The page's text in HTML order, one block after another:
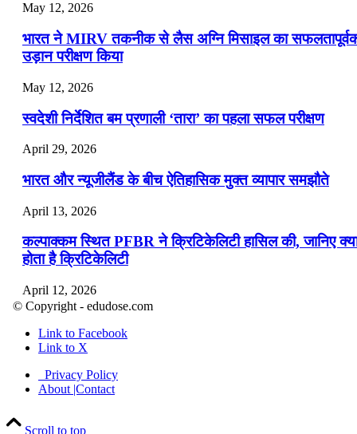
May 12, 2026
भारत ने MIRV तकनीक से लैस अग्नि मिसाइल का
उड़ान परीक्षण किया
May 12, 2026
स्वदेशी निर्देशित बम प्रणाली ‘तारा’ का पहला सफल परीक्षण
April 29, 2026
भारत और न्यूजीलैंड के बीच ऐतिहासिक मुक्त व्यापार समझौते
April 13, 2026
कल्पाक्कम स्थित PFBR ने क्रिटिकेलिटी हासिल की, जानिए
होता है क्रिटिकेलिटी
April 12, 2026
April 9, 2026
नासा का आर्टेमिस-2 मिशन: मनुष्य एक बार फिर से चंद्रमा के
पहुंचा
April 7, 2026
© Copyright - edudose.com
Link to Facebook
Link to X
Privacy Policy
About |Contact
Scroll to top